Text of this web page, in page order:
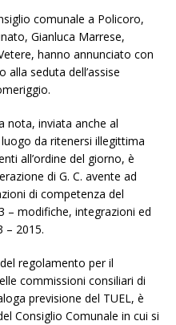
comunale a Policoro,
Gianluca Marrese,
hanno annunciato con
seduta dell’assise
nota, inviata anche al
da ritenersi illegittima
all’ordine del giorno, è
di G. C. avente ad
di competenza del
– modifiche, integrazioni ed
– 2015.
regolamento per il
commissioni consiliari di
previsione del TUEL, è
Consiglio Comunale in cui si